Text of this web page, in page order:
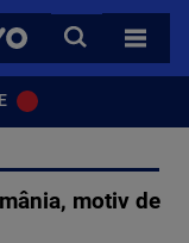
CAUTA
TOATE
motiv de